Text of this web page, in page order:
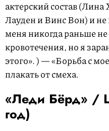
актерский состав
Лауден и Винс Вон) и
меня никогда раньше
кровотечения, но я
этого». ) — «Борьба с
плакать от смеха.
«Леди Бёрд» /
год)